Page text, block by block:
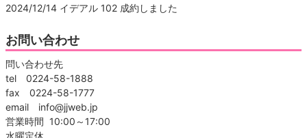
2024/12/14 イデアル 102 成約しました
お問い合わせ
問い合わせ先
tel 0224-58-1888
fax 0224-58-1777
email info@jjweb.jp
営業時間 10:00～17:00
水曜定休